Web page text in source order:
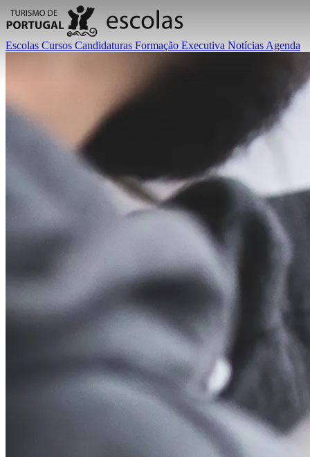
Escolas Cursos Candidaturas Formação Executiva Notícias Agenda